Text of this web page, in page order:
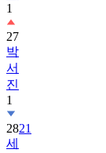
1
27
박
서
진
1
2821
세